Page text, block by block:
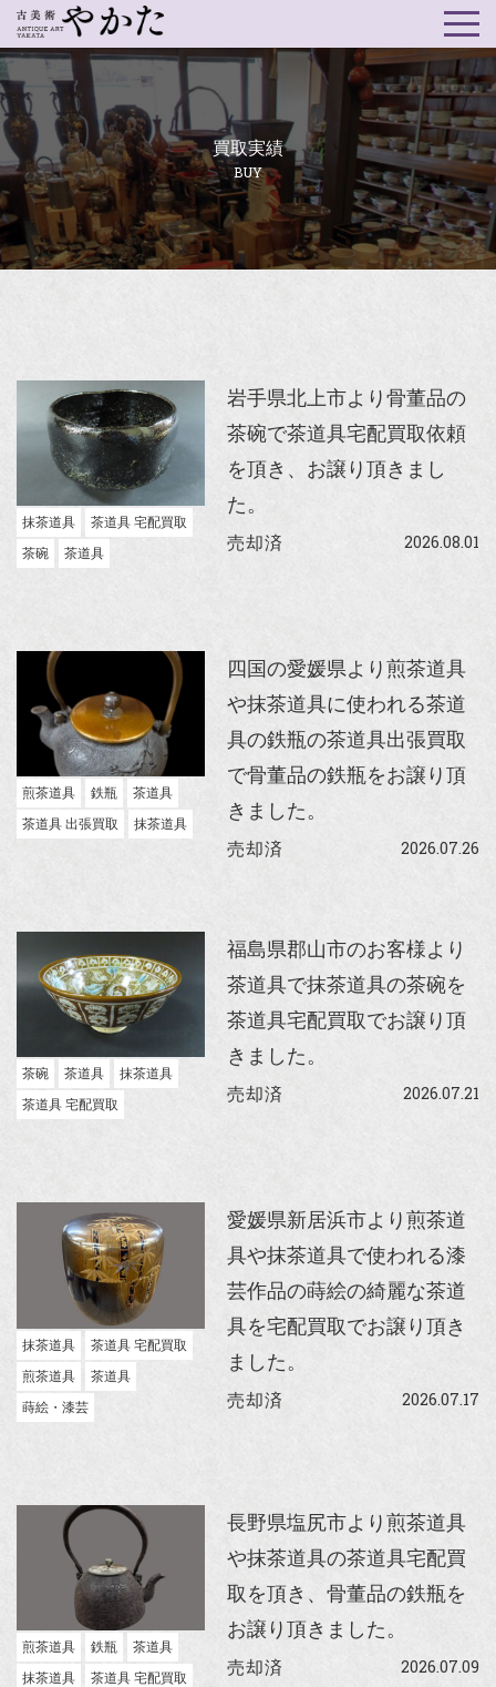
買取実績
BUY
抹茶道具
茶道具 宅配買取
茶碗
茶道具
岩手県北上市より骨董品の
茶碗で茶道具宅配買取依頼
を頂き、お譲り頂きまし
た。
売却済 2026.08.01
煎茶道具 鉄瓶
茶道具
茶道具 出張買取
抹茶道具
四国の愛媛県より煎茶道具
や抹茶道具に使われる茶道
具の鉄瓶の茶道具出張買取
で骨董品の鉄瓶をお譲り頂
きました。
売却済 2026.07.26
茶碗 茶道具
抹茶道具
茶道具 宅配買取
福島県郡山市のお客様より
茶道具で抹茶道具の茶碗を
茶道具宅配買取でお譲り頂
きました。
売却済 2026.07.21
抹茶道具
茶道具 宅配買取
煎茶道具
茶道具
蒔絵・漆芸
愛媛県新居浜市より煎茶道
具や抹茶道具で使われる漆
芸作品の蒔絵の綺麗な茶道
具を宅配買取でお譲り頂き
ました。
売却済 2026.07.17
煎茶道具 鉄瓶
茶道具
抹茶道具
茶道具 宅配買取
長野県塩尻市より煎茶道具
や抹茶道具の茶道具宅配買
取を頂き、骨董品の鉄瓶を
お譲り頂きました。
売却済 2026.07.09